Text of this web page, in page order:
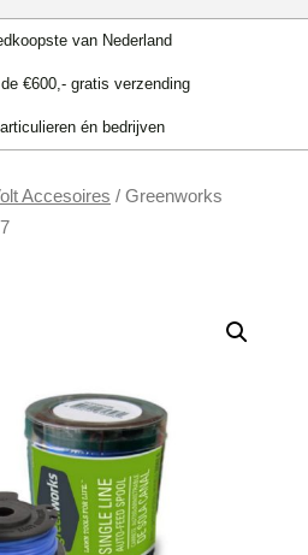
van Nederland
€600,- gratis verzending
én bedrijven
Accesoires / Greenworks